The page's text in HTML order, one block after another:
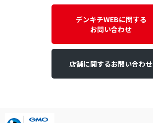
デンキチWEBに関する
お問い合わせ
店舗に関するお問い合わせ